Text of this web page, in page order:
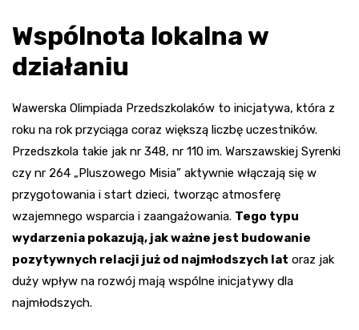
Wspólnota lokalna w
działaniu
Wawerska Olimpiada Przedszkolaków to inicjatywa, która z
roku na rok przyciąga coraz większą liczbę uczestników.
Przedszkola takie jak nr 348, nr 110 im. Warszawskiej Syrenki
czy nr 264 „Pluszowego Misia” aktywnie włączają się w
przygotowania i start dzieci, tworząc atmosferę
wzajemnego wsparcia i zaangażowania. Tego typu
wydarzenia pokazują, jak ważne jest budowanie
pozytywnych relacji już od najmłodszych lat oraz jak
duży wpływ na rozwój mają wspólne inicjatywy dla
najmłodszych.